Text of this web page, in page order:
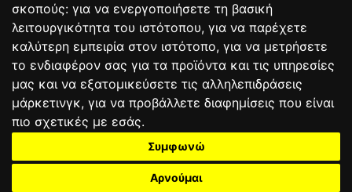
σκοπούς: για να ενεργοποιήσετε τη βασική
λειτουργικότητα του ιστότοπου, για να παρέχετε
καλύτερη εμπειρία στον ιστότοπο, για να μετρήσετε
το ενδιαφέρον σας για τα προϊόντα και τις υπηρεσίες
μας και να εξατομικεύσετε τις αλληλεπιδράσεις
μάρκετινγκ, για να προβάλλετε διαφημίσεις που είναι
πιο σχετικές με εσάς.
Συμφωνώ
Αρνούμαι
ΟΡΟΙ ΧΡΗΣΗΣΠΟΛΙΤΙΚΗ ΠΡΟΣΤΑΣΙΑΣ
ΑΓΩΝΕΣΑΠΟΤΕΛΕΣΜΑΤΑΑΓΟΡΑ